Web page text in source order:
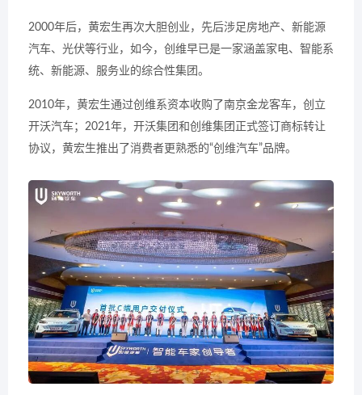
2000年后，黄宏生再次大胆创业，先后涉足房地产、新能源
汽车、光伏等行业，如今，创维早已是一家涵盖家电、智能系
统、新能源、服务业的综合性集团。
2010年，黄宏生通过创维系资本收购了南京金龙客车，创立
开沃汽车；2021年，开沃集团和创维集团正式签订商标转让
协议，黄宏生推出了消费者更熟悉的“创维汽车”品牌。